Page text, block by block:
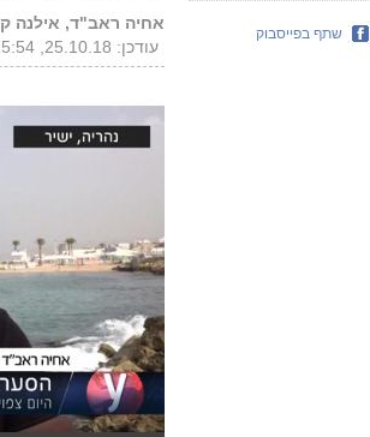
אחיה ראב"ד, אילנה
עודכן: 25.10.18, 15:54
שתף בפייסבוק